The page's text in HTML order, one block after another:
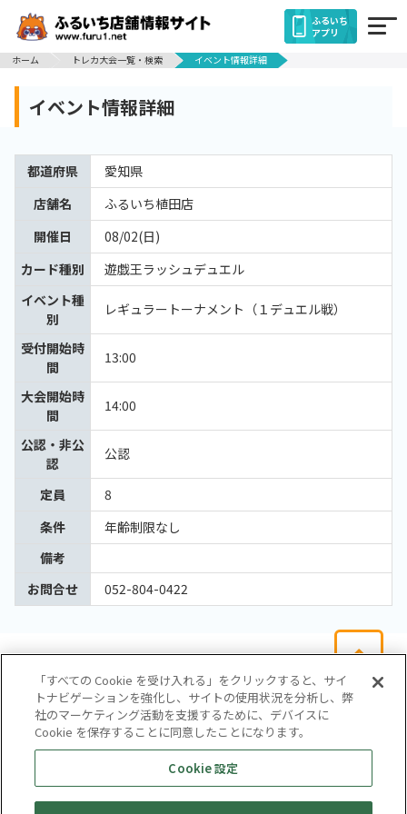
ふるいち
アプリ
ホーム
トレカ大会一覧・検索 イベント情報詳細
イベント情報詳細
都道府県
愛知県
店舗名
ふるいち植田店
開催日
08/02(日)
カード種別
遊戯王ラッシュデュエル
イベント種
別
レギュラートーナメント（１デュエル戦）
受付開始時
間
13:00
大会開始時
間
14:00
公認・非公
認
公認
定員
8
条件
年齢制限なし
備考
お問合せ
052-804-0422
会社概要
サイトマップ
お問い合わせ
個人情報保護方針
株式会社テイツー
「すべての Cookie を受け入れる」をクリックすると、サイ
トナビゲーションを強化し、サイトの使用状況を分析し、弊
社のマーケティング活動を支援するために、デバイスに
Cookie を保存することに同意したことになります。
Cookie 設定